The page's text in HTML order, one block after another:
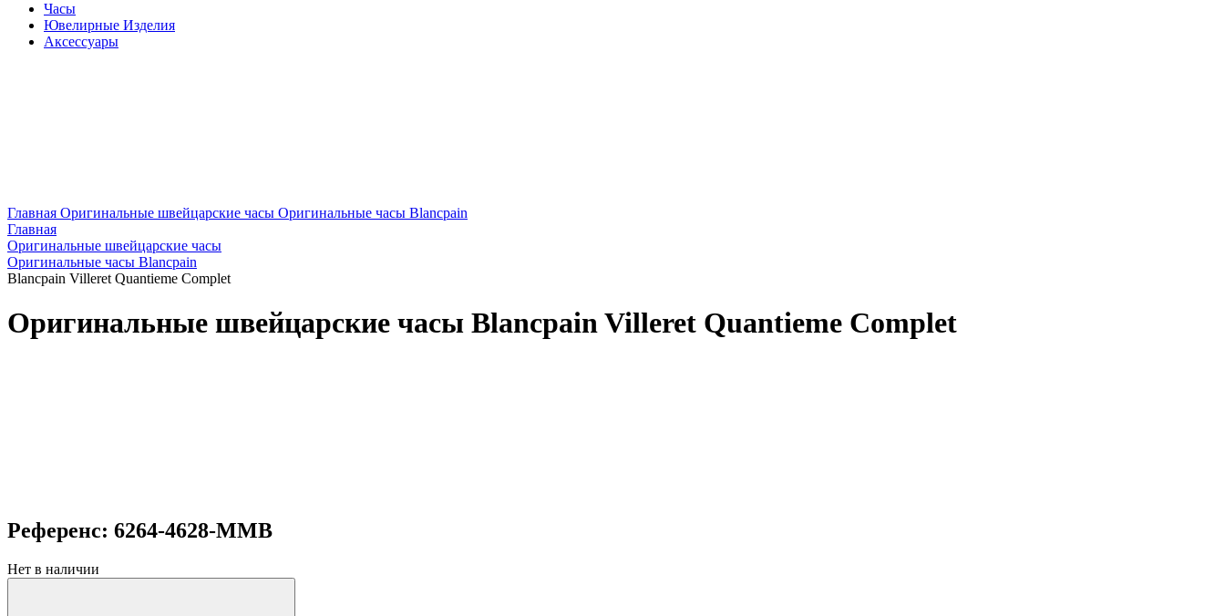
Часы
Ювелирные Изделия
Аксессуары
Главная Оригинальные швейцарские часы Оригинальные часы Blancpain
Главная
Оригинальные швейцарские часы
Оригинальные часы Blancpain
Blancpain Villeret Quantieme Complet
Оригинальные швейцарские часы Blancpain Villeret Quantieme Complet
Референс: 6264-4628-MMB
Нет в наличии